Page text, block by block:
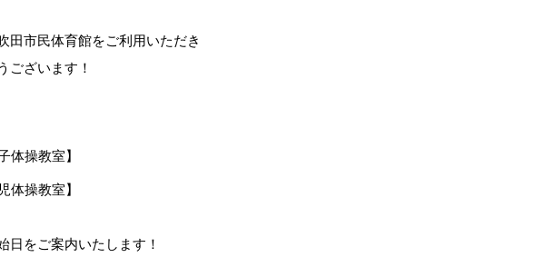
田市民体育館をご利用いただき
ございます！
体操教室】
体操教室】
日をご案内いたします！